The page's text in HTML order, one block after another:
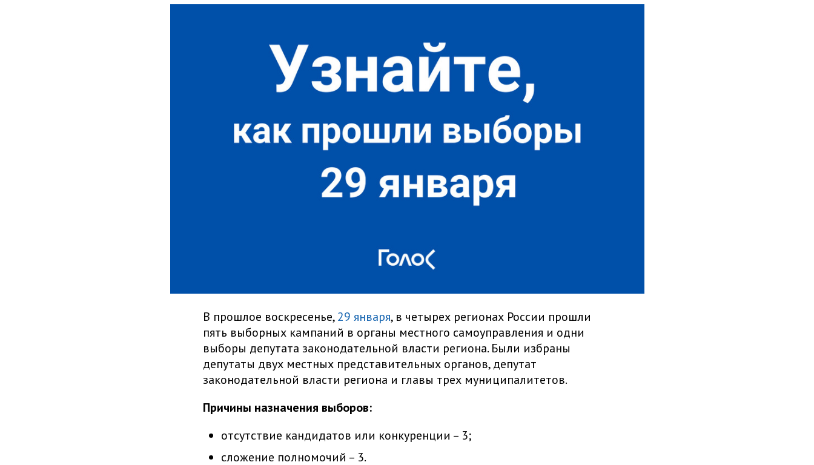
В прошлое воскресенье,29 января, в четырех регионах России прошли
пять выборных кампаний в органы местного самоуправления и одни
выборы депутата законодательной власти региона. Были избраны
депутаты двух местных представительных органов, депутат
законодательной власти региона и главы трех муниципалитетов.
Причины назначения выборов:
отсутствие кандидатов или конкуренции – 3;
сложение полномочий – 3.